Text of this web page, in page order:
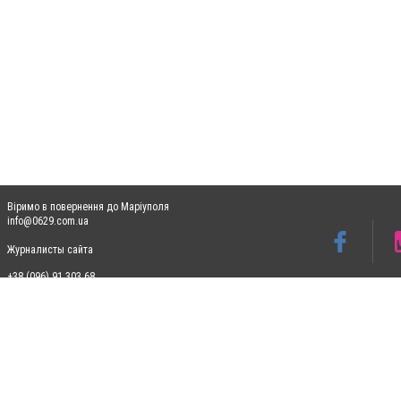
Віримо в повернення до Маріуполя
info@0629.com.ua
Журналисты сайта
+38 (096) 91 303 68